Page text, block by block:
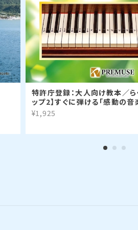
特許庁登録：大人向け教本／ら
ップ2】すぐに弾ける「感動の音
¥1,925